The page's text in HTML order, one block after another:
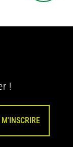
!
M'INSCRIRE